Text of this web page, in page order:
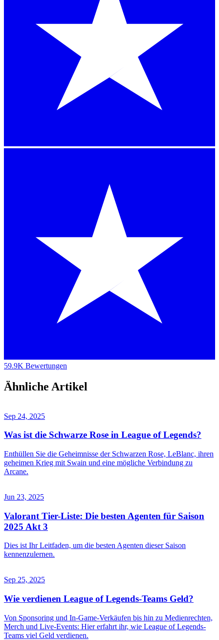
59.9K Bewertungen
Ähnliche Artikel
Sep 24, 2025
Was ist die Schwarze Rose in League of Legends?
Enthüllen Sie die Geheimnisse der Schwarzen Rose, LeBlanc, ihren
geheimen Krieg mit Swain und eine mögliche Verbindung zu
Arcane.
Jun 23, 2025
Valorant Tier-Liste: Die besten Agenten für Saison
2025 Akt 3
Dies ist Ihr Leitfaden, um die besten Agenten dieser Saison
kennenzulernen.
Sep 25, 2025
Wie verdienen League of Legends-Teams Geld?
Von Sponsoring und In-Game-Verkäufen bis hin zu Medienrechten,
Merch und Live-Events: Hier erfahrt ihr, wie League of Legends-
Teams viel Geld verdienen.